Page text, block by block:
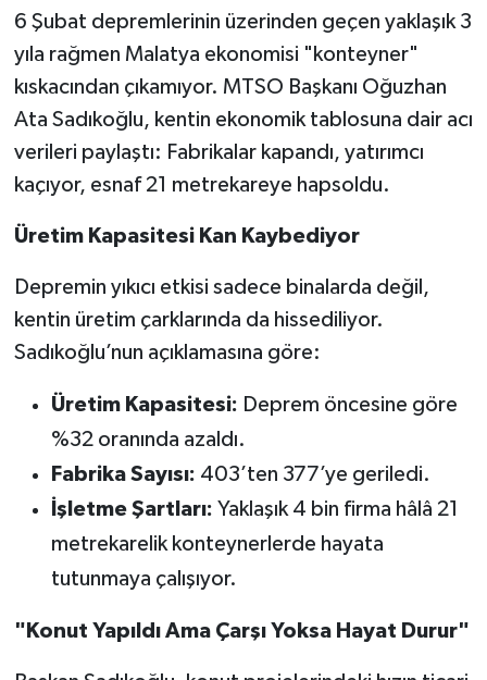
6 Şubat depremlerinin üzerinden geçen yaklaşık 3
yıla rağmen Malatya ekonomisi "konteyner"
kıskacından çıkamıyor. MTSO Başkanı Oğuzhan
Ata Sadıkoğlu, kentin ekonomik tablosuna dair acı
verileri paylaştı: Fabrikalar kapandı, yatırımcı
kaçıyor, esnaf 21 metrekareye hapsoldu.
Üretim Kapasitesi Kan Kaybediyor
Depremin yıkıcı etkisi sadece binalarda değil,
kentin üretim çarklarında da hissediliyor.
Sadıkoğlu’nun açıklamasına göre:
Üretim Kapasitesi: Deprem öncesine göre
%32 oranında azaldı.
Fabrika Sayısı: 403’ten 377’ye geriledi.
İşletme Şartları: Yaklaşık 4 bin firma hâlâ 21
metrekarelik konteynerlerde hayata
tutunmaya çalışıyor.
"Konut Yapıldı Ama Çarşı Yoksa Hayat Durur"